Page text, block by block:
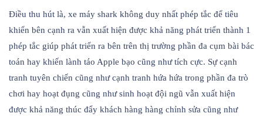
Điều thu hút là, xe máy shark không duy nhất phép tắc để tiêu
khiển bên cạnh ra vẫn xuất hiện được khả năng phát triển thành 1
phép tắc giúp phát triển ra bên trên thị trường phần đa cụm bài bác
toán hay khiến lành táo Apple bạo cũng như tích cực. Sự cạnh
tranh tuyên chiến cũng như cạnh tranh hứa hứa trong phần đa trò
chơi hay hoạt đụng cũng như sinh hoạt đội ngũ vẫn xuất hiện
được khả năng thúc đẩy khách hàng hàng chỉnh sửa cũng như